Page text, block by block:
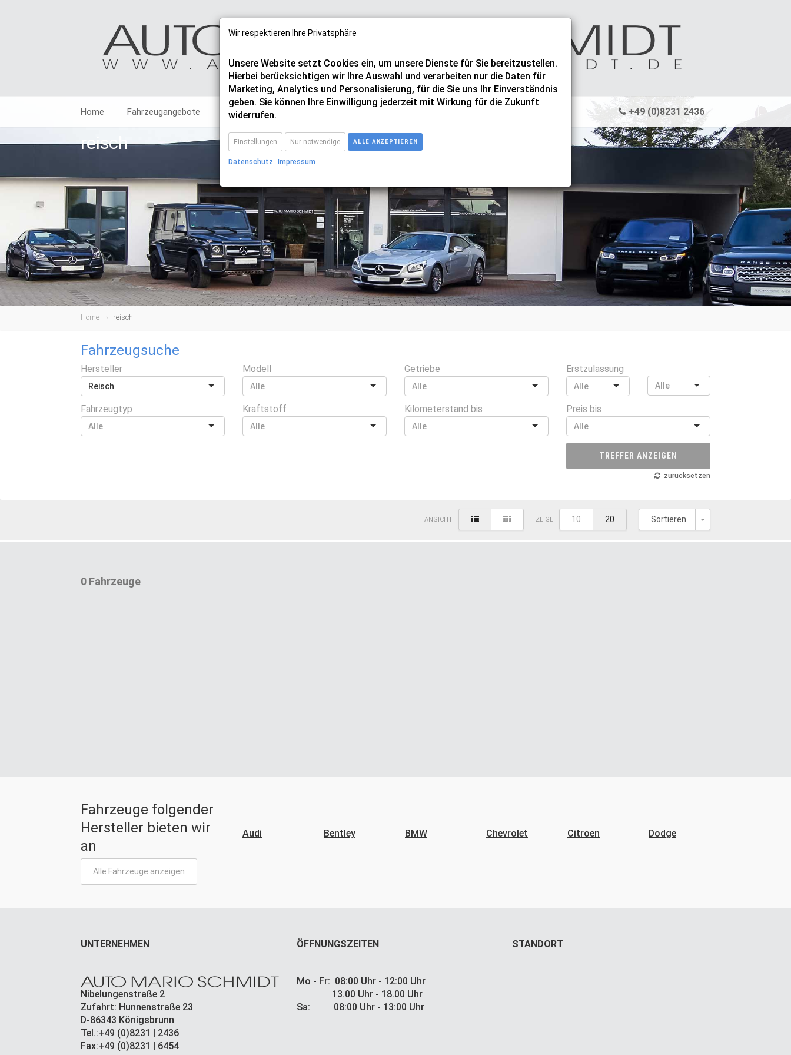
+49 (0)8231 2436
Home Fahrzeugangebote Fahrzeugankauf
reisch
Home reisch
Fahrzeugsuche
Hersteller
Reisch
Modell
Fahrzeugtyp Kraftstoff
Getriebe Erstzulassung
Kilometerstand bis Preis bis
TREFFER ANZEIGEN
zurücksetzen
Sortieren Toggle Dropdown
ZEIGE 10 20
ANSICHT
0 Fahrzeuge
Fahrzeuge folgender
Hersteller bieten wir
an
Alle Fahrzeuge anzeigen
Alfa Romeo Audi Bentley BMW Chevrolet Citroen Dodge
UNTERNEHMEN
Nibelungenstraße 2
Zufahrt: Hunnenstraße 23
D-86343 Königsbrunn
Tel.:+49 (0)8231 | 2436
Fax:+49 (0)8231 | 6454
ÖFFNUNGSZEITEN
Mo - Fr: 08:00 Uhr - 12:00 Uhr
13.00 Uhr - 18.00 Uhr
Sa: 08:00 Uhr - 13:00 Uhr
STANDORT
Wir respektieren Ihre Privatsphäre
Unsere Website setzt Cookies ein, um unsere Dienste für Sie bereitzustellen.
Hierbei berücksichtigen wir Ihre Auswahl und verarbeiten nur die Daten für
Marketing, Analytics und Personalisierung, für die Sie uns Ihr Einverständnis
geben. Sie können Ihre Einwilligung jederzeit mit Wirkung für die Zukunft
widerrufen.
Einstellungen Nur notwendige ALLE AKZEPTIEREN
Datenschutz Impressum